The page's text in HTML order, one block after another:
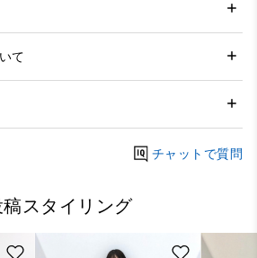
て
チャットで質問
スタイリング